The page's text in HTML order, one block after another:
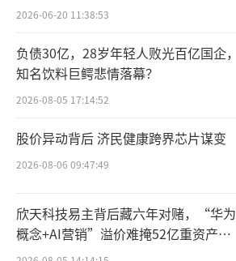
2026-06-20 11:38:53
负债30亿，28岁年轻人败光百亿国企，
知名饮料巨鳄悲情落幕？
2026-08-05 17:14:52
股价异动背后 济民健康跨界芯片谋变
2026-08-06 09:47:49
欣天科技易主背后藏六年对赌，“华为
概念+AI营销”溢价难掩52亿重资产考
验